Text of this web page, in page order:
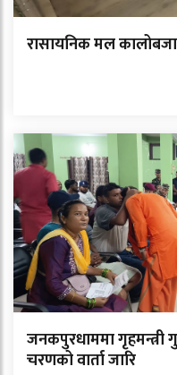
रासायनिक मल
जनकपुरधाममा गृहमन्त्री
चरणको वार्ता जारि